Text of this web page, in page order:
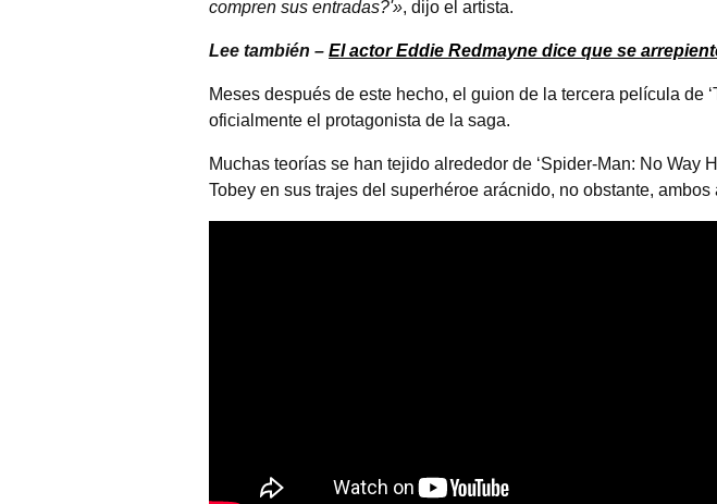
compren sus entradas?'», dijo el artista.
Lee también – El actor Eddie Redmayne dice que se
Meses después de este hecho, el guion de la tercera película de
oficialmente el protagonista de la saga.
Muchas teorías se han tejido alrededor de ‘Spider-Man: No Way
Tobey en sus trajes del superhéroe arácnido, no obstante,